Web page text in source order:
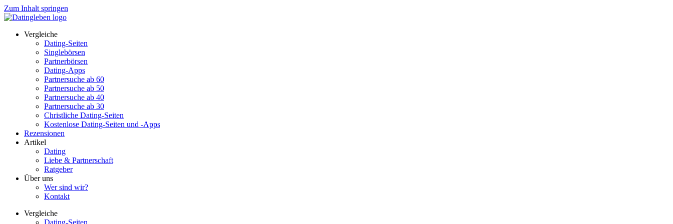
Zum Inhalt springen
Vergleiche
Dating-Seiten
Singlebörsen
Partnerbörsen
Dating-Apps
Partnersuche ab 60
Partnersuche ab 50
Partnersuche ab 40
Partnersuche ab 30
Christliche Dating-Seiten
Kostenlose Dating-Seiten und -Apps
Rezensionen
Artikel
Dating
Liebe & Partnerschaft
Ratgeber
Über uns
Wer sind wir?
Kontakt
Vergleiche
Dating-Seiten